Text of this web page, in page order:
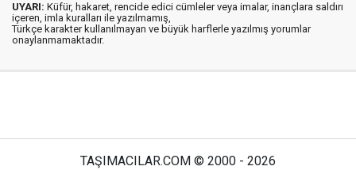
UYARI: Küfür, hakaret, rencide edici cümleler veya imalar, inançlara saldırı
içeren, imla kuralları ile yazılmamış,
Türkçe karakter kullanılmayan ve büyük harflerle yazılmış yorumlar
onaylanmamaktadır.
TAŞIMACILAR.COM © 2000 - 2026